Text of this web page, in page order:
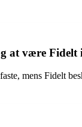
at være
mens Fidelt